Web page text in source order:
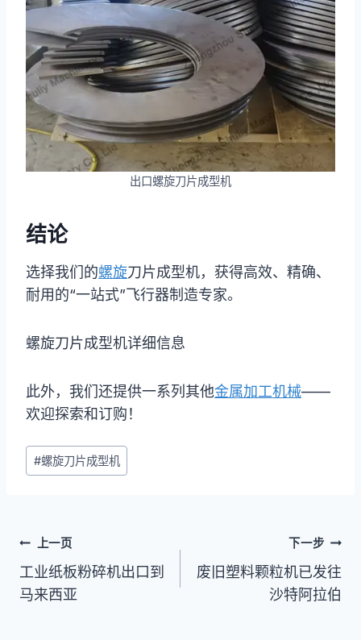
出口螺旋刀片成型机
结论
选择我们的螺旋刀片成型机，获得高效、精确、
耐用的“一站式”飞行器制造专家。
螺旋刀片成型机详细信息
此外，我们还提供一系列其他金属加工机械——
欢迎探索和订购！
文
章
#螺旋刀片成型机
文
章
导
上一页
工业纸板粉碎机出口到
马来西亚
下一步
废旧塑料颗粒机已发往
沙特阿拉伯